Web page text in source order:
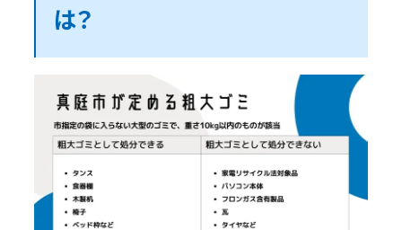
真庭市の粗大ゴミを無料で処分する方法
フリマアプリやリサイクルショップで売却
する
解体して小さくする
は？